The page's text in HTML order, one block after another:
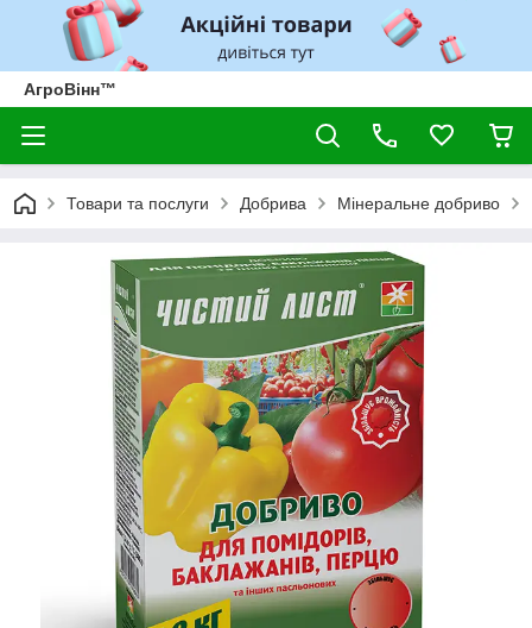
АгроВінн™
Товари та послуги Добрива Мінеральне добриво